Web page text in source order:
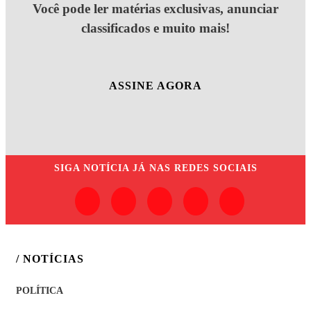
Você pode ler matérias exclusivas, anunciar
classificados e muito mais!
ASSINE AGORA
SIGA NOTÍCIA JÁ NAS REDES SOCIAIS
/ NOTÍCIAS
POLÍTICA